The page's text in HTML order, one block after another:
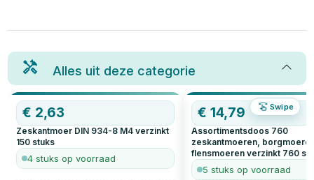
Alles uit deze categorie
Swipe
€ 2,63
Zeskantmoer DIN 934-8 M4 verzinkt
150 stuks
4 stuks op voorraad
€14,79
Assortimentsdoos 760
zeskantmoeren,
flensmoeren verzinkt 760
5 stuks op voorraad